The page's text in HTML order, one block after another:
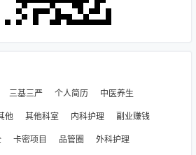
三基三严 个人简历 中医养生
他 其他科室 内科护理 副业赚钱
卡密项目 品管圈 外科护理